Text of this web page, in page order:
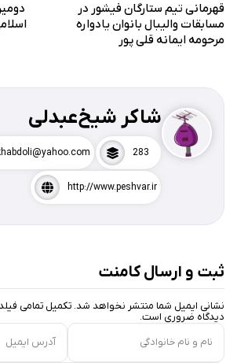
قهرمانی تیم ستارگان فیشور در
مسابقات والیبال بانوان یادواره
مرحومه ایمانه قلی پور
شاکر شیخ‌عبدلی
283
http://www.peshvar.ir
ثبت و ارسال کامنت
نشانی ایمیل شما منتشر نخواهد شد. تکمیل تمامی
دیدگاه ضروری است.
نام و نام خانوادگی
آدرس ایمیل